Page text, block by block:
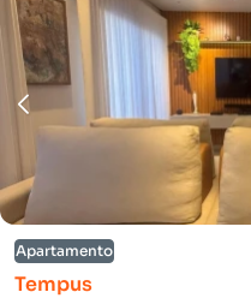
Apartamento
Tempus